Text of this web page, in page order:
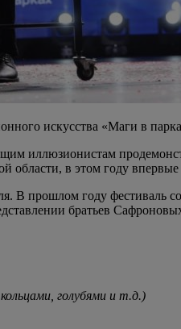
искусства «Маги в
иллюзионистам
в этом году
В прошлом году фестиваль
братьев
голубями и т.д.)